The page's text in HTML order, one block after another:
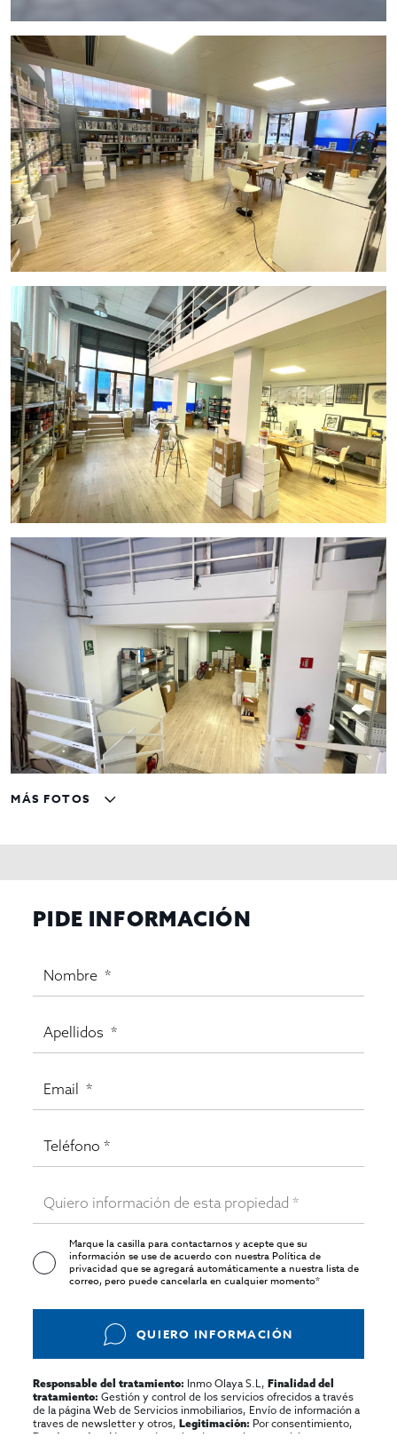
posiciona en el epicentro de la acción.
Con un precio de venta de 690.000 €
oportunidad de inversión que no puedes dejar escapar.
InmoOlaya te acompaña en cada paso, asegurándose de que
obtengas el máximo valor de esta inversión. Contáctanos y
comienza tu nueva aventura empresarial en el corazón de
Barcelona. ¡Tu éxito en la Ciudad Condal comienza aquí!
MÁS FOTOS
PIDE INFORMACIÓN
Marque la casilla para contactarnos y acepte que su
información se use de acuerdo con nuestraPolítica de
privacidadque se agregará automáticamente a nuestra lista de
correo, pero puede cancelarla en cualquier momento*
QUIERO INFORMACIÓN
Responsable del tratamiento: Inmo Olaya S.L,Finalidad del
tratamiento: Gestión y control de los servicios ofrecidos a través
de la página Web de Servicios inmobiliarios, Envío de información a
traves de newsletter y otros,Legitimación: Por consentimiento,
Destinatarios:
No se cederan los datos, salvo para elaborar